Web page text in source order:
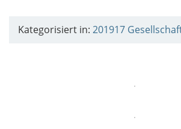
Kategorisiert in: 201917